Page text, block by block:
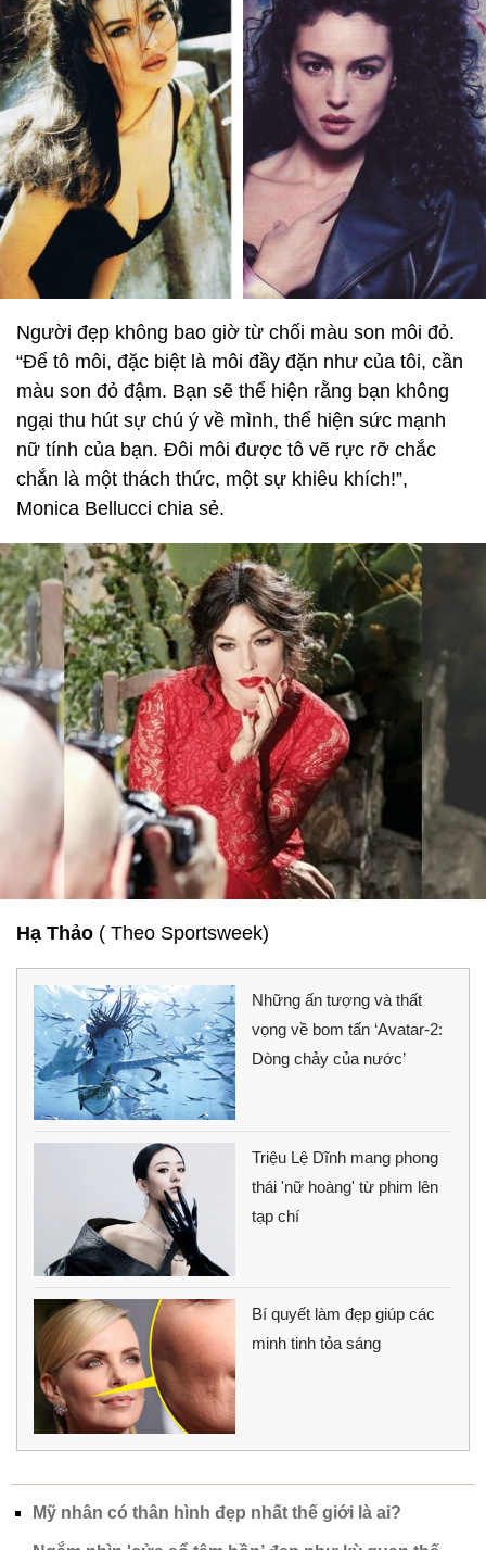
Người đẹp không bao giờ từ chối màu son môi đỏ.
“Để tô môi, đặc biệt là môi đầy đặn như của tôi, cần
màu son đỏ đậm. Bạn sẽ thể hiện rằng bạn không
ngại thu hút sự chú ý về mình, thể hiện sức mạnh
nữ tính của bạn. Đôi môi được tô vẽ rực rỡ chắc
chắn là một thách thức, một sự khiêu khích!”,
Monica Bellucci chia sẻ.
Hạ Thảo ( Theo Sportsweek)
Những ấn tượng và thất
vọng về bom tấn ‘Avatar-2:
Dòng chảy của nước’
Triệu Lệ Dĩnh mang phong
thái 'nữ hoàng' từ phim lên
tạp chí
Bí quyết làm đẹp giúp các
minh tinh tỏa sáng
Mỹ nhân có thân hình đẹp nhất thế giới là ai?